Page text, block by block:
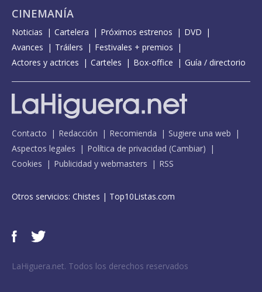
CINEMANÍA
Noticias Cartelera Próximos estrenos
DVD
Avances
Tráilers
Festivales + premios
Actores y actrices
Carteles Box-office Guía / directorio
Contacto Redacción Recomienda
Sugiere una web
Aspectos legales
Política de privacidad (Cambiar)
Cookies
Publicidad y webmasters RSS
Otros servicios: Chistes | Top10Listas.com
LaHiguera.net. Todos los derechos reservados